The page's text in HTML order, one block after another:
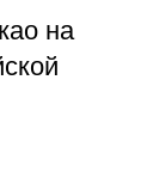
на